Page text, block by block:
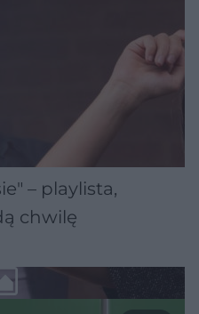
– playlista,
chwilę